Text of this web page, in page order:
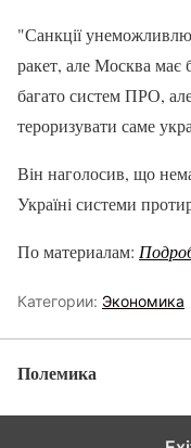
"Санкції
ракет, але Москва має
багато систем ПРО,
тероризувати саме
Він наголосив, що
Україні системи
По материалам:
Категории: Экономика
Полемика